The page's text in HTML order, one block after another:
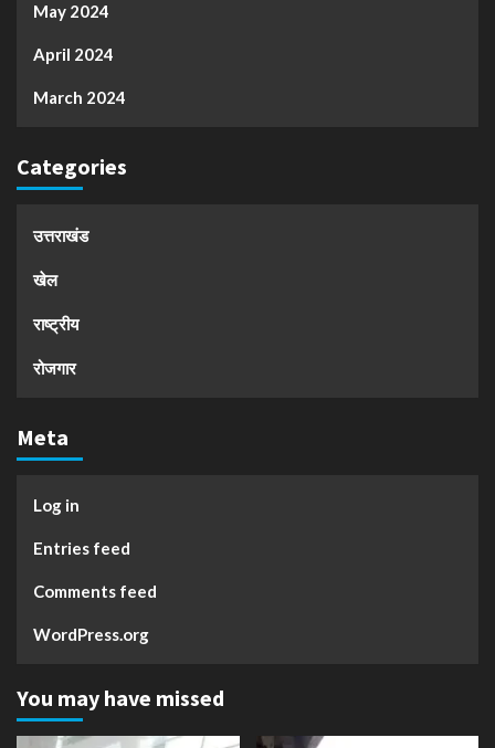
May 2024
April 2024
March 2024
Categories
उत्तराखंड
खेल
राष्ट्रीय
रोजगार
Meta
Log in
Entries feed
Comments feed
WordPress.org
You may have missed